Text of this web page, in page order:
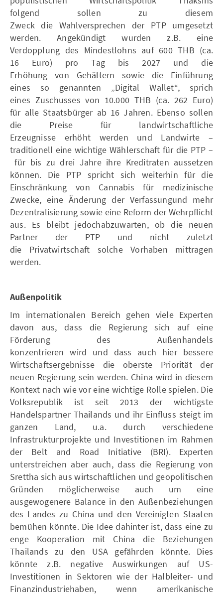
folgend sollen zu diesem
Zweck die Wahlversprechen der PTP umgesetzt
werden. Angekündigt wurden z.B. eine
Verdopplung des Mindestlohns auf 600 THB (ca.
16 Euro) pro Tag bis 2027 und die
Erhöhung von Gehältern sowie die Einführung
eines so genannten „Digital Wallet“, sprich
eines Zuschusses von 10.000 THB (ca. 262 Euro)
für alle Staatsbürger ab 16 Jahren. Ebenso sollen
die Preise für landwirtschaftliche
Erzeugnisse erhöht werden und Landwirte –
traditionell eine wichtige Wählerschaft für die PTP –
für bis zu drei Jahre ihre Kreditraten aussetzen
können. Die PTP spricht sich weiterhin für die
Einschränkung von Cannabis für medizinische
Zwecke, eine Änderung der Verfassungund mehr
Dezentralisierung sowie eine Reform der Wehrpflicht
aus. Es bleibt jedochabzuwarten, ob die neuen
Partner der PTP und nicht zuletzt
die Privatwirtschaft solche Vorhaben mittragen
werden.
Außenpolitik
Im internationalen Bereich gehen viele Experten
davon aus, dass die Regierung sich auf eine
Förderung des Außenhandels
konzentrieren wird und dass auch hier bessere
Wirtschaftsergebnisse die oberste Priorität der
neuen Regierung sein werden. China wird in diesem
Kontext nach wie vor eine wichtige Rolle spielen. Die
Volksrepublik ist seit 2013 der wichtigste
Handelspartner Thailands und ihr Einfluss steigt im
ganzen Land, u.a. durch verschiedene
Infrastrukturprojekte und Investitionen im Rahmen
der Belt and Road Initiative (BRI). Experten
unterstreichen aber auch, dass die Regierung von
Srettha sich aus wirtschaftlichen und geopolitischen
Gründen möglicherweise auch um eine
ausgewogenere Balance in den Außenbeziehungen
des Landes zu China und den Vereinigten Staaten
bemühen könnte. Die Idee dahinter ist, dass eine zu
enge Kooperation mit China die Beziehungen
Thailands zu den USA gefährden könnte. Dies
könnte z.B. negative Auswirkungen auf US-
Investitionen in Sektoren wie der Halbleiter- und
Finanzindustriehaben, wenn amerikanische